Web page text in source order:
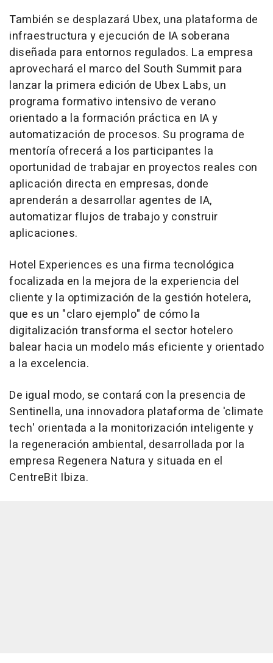
También se desplazará Ubex, una plataforma de
infraestructura y ejecución de IA soberana
diseñada para entornos regulados. La empresa
aprovechará el marco del South Summit para
lanzar la primera edición de Ubex Labs, un
programa formativo intensivo de verano
orientado a la formación práctica en IA y
automatización de procesos. Su programa de
mentoría ofrecerá a los participantes la
oportunidad de trabajar en proyectos reales con
aplicación directa en empresas, donde
aprenderán a desarrollar agentes de IA,
automatizar flujos de trabajo y construir
aplicaciones.
Hotel Experiences es una firma tecnológica
focalizada en la mejora de la experiencia del
cliente y la optimización de la gestión hotelera,
que es un "claro ejemplo" de cómo la
digitalización transforma el sector hotelero
balear hacia un modelo más eficiente y orientado
a la excelencia.
De igual modo, se contará con la presencia de
Sentinella, una innovadora plataforma de 'climate
tech' orientada a la monitorización inteligente y
la regeneración ambiental, desarrollada por la
empresa Regenera Natura y situada en el
CentreBit Ibiza.